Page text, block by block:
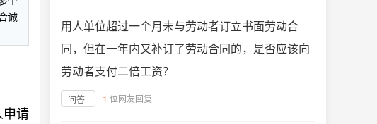
诚
请
用人单位超过一个月未与劳动者订立书面劳动合
同，但在一年内又补订了劳动合同的，是否应该向
劳动者支付二倍工资？
问答 1 位网友回复